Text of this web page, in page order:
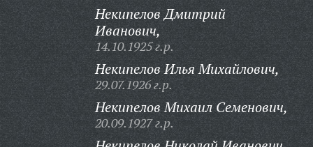
Некипелов Дмитрий
Иванович,
14.10.1925 г.р.
Некипелов Илья Михайлович,
29.07.1926 г.р.
Некипелов Михаил Семенович,
20.09.1927 г.р.